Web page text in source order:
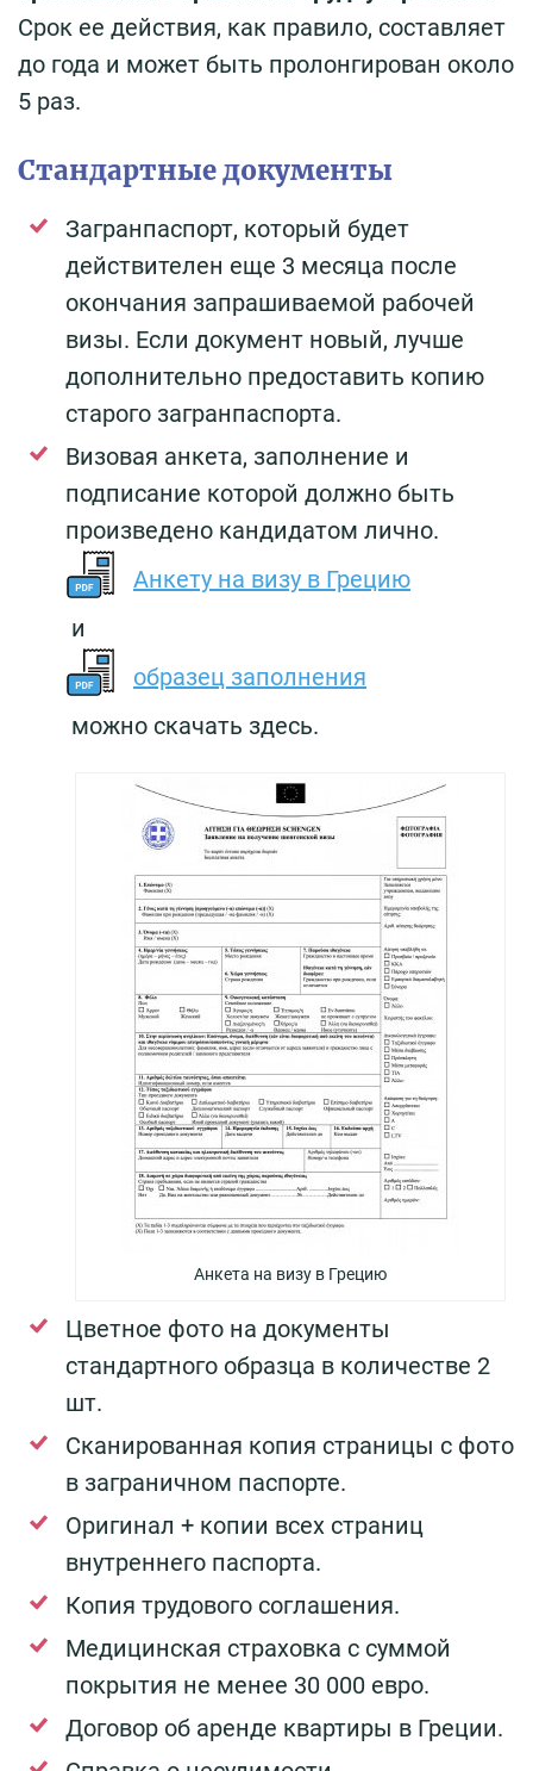
Срок ее действия, как правило, составляет
до года и может быть пролонгирован около
5 раз.
Стандартные документы
Загранпаспорт, который будет
действителен еще 3 месяца после
окончания запрашиваемой рабочей
визы. Если документ новый, лучше
дополнительно предоставить копию
старого загранпаспорта.
Визовая анкета, заполнение и
подписание которой должно быть
произведено кандидатом лично.
Анкету на визу в Грецию
и
образец заполнения
можно скачать здесь.
Анкета на визу в Грецию
Цветное фото на документы
стандартного образца в количестве 2
шт.
Сканированная копия страницы с фото
в заграничном паспорте.
Оригинал + копии всех страниц
внутреннего паспорта.
Копия трудового соглашения.
Медицинская страховка с суммой
покрытия не менее 30 000 евро.
Договор об аренде квартиры в Греции.